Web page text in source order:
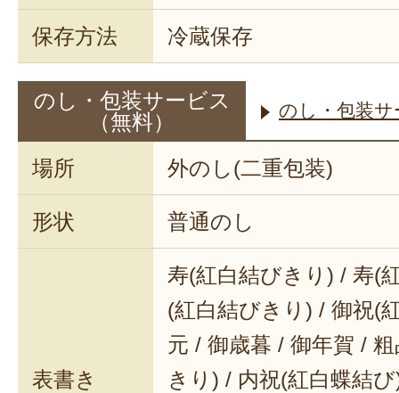
保存方法 冷蔵保存
のし・包装サービス
（無料）
のし・包装
場所 外のし(二重包装)
形状 普通のし
表書き
寿(紅白結びきり) / 寿(
(紅白結びきり) / 御祝(
元 / 御歳暮 / 御年賀 /
きり) / 内祝(紅白蝶結